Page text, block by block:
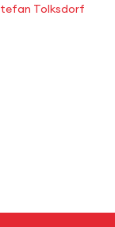
Tolksdorf